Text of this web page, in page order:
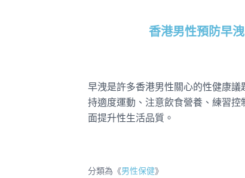
香港男性預防早
早洩是許多香港男性關心的性健康
持適度運動、注意飲食營養、練習
面提升性生活品質。
分類為《男性保健》